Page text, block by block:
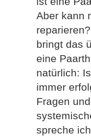
Aber kann
bringt das
eine
natürlich:
immer
Fragen
spreche